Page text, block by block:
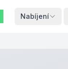
Nabíjení